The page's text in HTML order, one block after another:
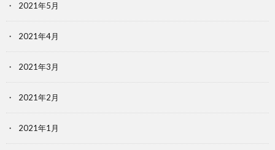
2021年5月
2021年4月
2021年3月
2021年2月
2021年1月